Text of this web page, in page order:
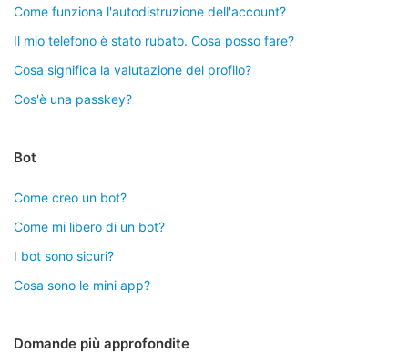
Come funziona l'autodistruzione dell'account?
Il mio telefono è stato rubato. Cosa posso fare?
Cosa significa la valutazione del profilo?
Cos'è una passkey?
Bot
Come creo un bot?
Come mi libero di un bot?
I bot sono sicuri?
Cosa sono le mini app?
Domande più approfondite